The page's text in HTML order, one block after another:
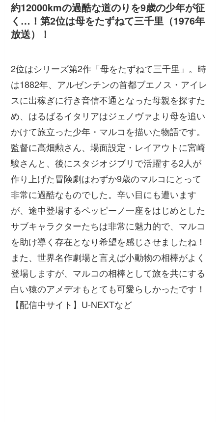
約12000kmの過酷な道のりを9歳の少年が征
く…！第2位は母をたずねて三千里（1976年
放送）！
2位はシリーズ第2作「母をたずねて三千里」。時
は1882年、アルゼンチンの首都ブエノス・アイレ
スに出稼ぎに行き音信不通となった母親を探すた
め、はるばるイタリアはジェノヴァより母を追い
かけて旅立った少年・マルコを描いた物語です。
監督に高畑勲さん、場面設定・レイアウトに宮崎
駿さんと、後にスタジオジブリで活躍する2人が
作り上げた冒険劇はわずか9歳のマルコにとって
非常に過酷なものでした。辛い目にも遭います
が、途中登場するペッピーノ一座をはじめとした
サブキャラクターたちは非常に魅力的で、マルコ
を助け導く存在となり希望を感じさせましたね！
また、世界名作劇場と言えば小動物の相棒がよく
登場しますが、マルコの相棒として旅を共にする
白い猿のアメデオもとても可愛らしかったです！
【配信中サイト】U-NEXTなど